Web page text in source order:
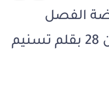
الفصل
الثامن والعشرون 28 بقلم تسنيم